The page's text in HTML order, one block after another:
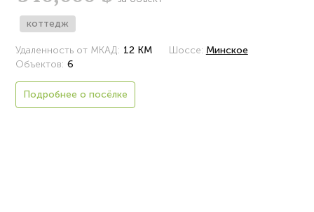
коттедж
Удаленность от МКАД: 12 КМ Шоссе: Минское
Объектов: 6
Подробнее о посёлке